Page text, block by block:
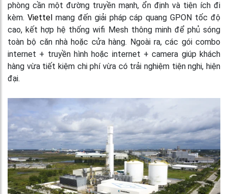
phòng cần một đường truyền mạnh, ổn định và tiện ích đi
kèm. Viettel mang đến giải pháp cáp quang GPON tốc độ
cao, kết hợp hệ thống wifi Mesh thông minh để phủ sóng
toàn bộ căn nhà hoặc cửa hàng. Ngoài ra, các gói combo
internet + truyền hình hoặc internet + camera giúp khách
hàng vừa tiết kiệm chi phí vừa có trải nghiệm tiện nghi, hiện
đại.